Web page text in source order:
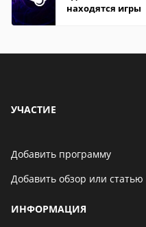
находятся игры
УЧАСТИЕ
Добавить программу
Добавить обзор или статью
ИНФОРМАЦИЯ